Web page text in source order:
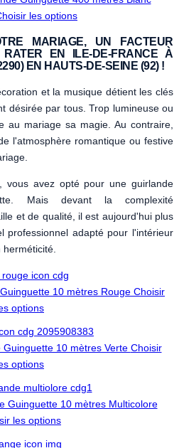
les options
MARIAGE, UN FACTEUR
EN ILE-DE-FRANCE À
EN HAUTS-DE-SEINE (92) !
et la musique détient les clés
désirée par tous. Trop lumineuse ou
au mariage sa magie. Au contraire,
l'atmosphère romantique ou festive
vous avez opté pour une guirlande
Mais devant la complexité
et de qualité, il est aujourd'hui plus
professionnel adapté pour l'intérieur
10 mètres Rouge Choisir
options
Guinguette 10 mètres Verte Choisir
options
Guinguette 10 mètres Multicolore
les options